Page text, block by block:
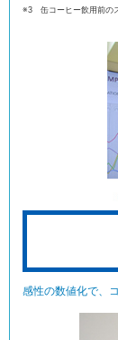
※3 缶コーヒー飲用前の
感性の数値化で、